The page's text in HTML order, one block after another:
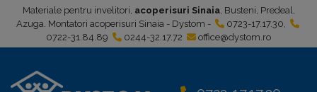
Materiale pentru invelitori, acoperisuri Sinaia, Busteni, Predeal,
Azuga. Montatori acoperisuri Sinaia - Dystom -
0723-17.17.30,
0722-31.84.89
0244-32.17.72 office@dystom.ro